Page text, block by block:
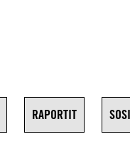
RAPORTIT